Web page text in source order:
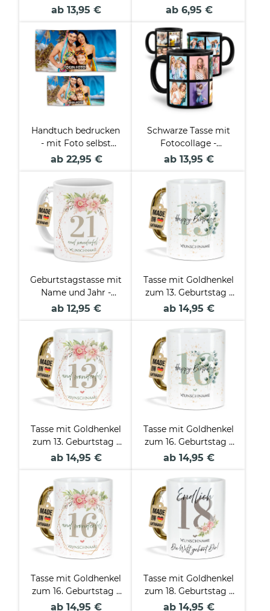
Zeilen Wunschtext
ab 13,95 €
verschiedene
ab 6,95 €
Handtuch bedrucken
- mit Foto selbst
gestalten - in zwei
Formaten
ab 22,95 €
Schwarze Tasse mit
Fotocollage -
verschiedene Designs
ab 13,95 €
Geburtstagstasse mit
Name und Jahr -
Wonderful mit Kranz
ab 12,95 €
Tasse mit Goldhenkel
zum 13. Geburtstag -
Mit Name - Happy
ab 14,95 €
Tasse mit Goldhenkel
zum 13. Geburtstag -
Mit Name -
ab 14,95 €
Tasse mit Goldhenkel
zum 16. Geburtstag -
Mit Name - Happy
ab 14,95 €
Tasse mit Goldhenkel
zum 16. Geburtstag -
Mit Name -
ab 14,95 €
Tasse mit Goldhenkel
zum 18. Geburtstag -
Mit Name - Die Welt
ab 14,95 €